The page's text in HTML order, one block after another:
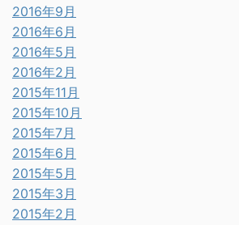
2016年9月
2016年6月
2016年5月
2016年2月
2015年11月
2015年10月
2015年7月
2015年6月
2015年5月
2015年3月
2015年2月